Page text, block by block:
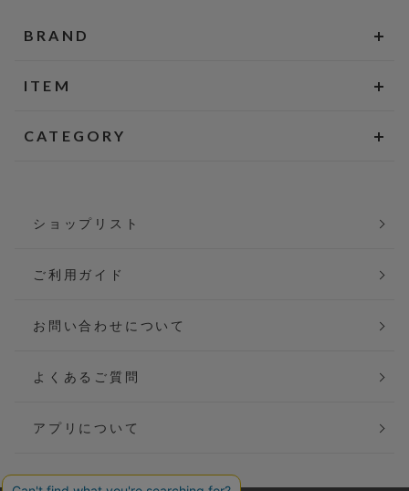
BRAND
ITEM
CATEGORY
ショップリスト
ご利用ガイド
お問い合わせについて
よくあるご質問
アプリについて